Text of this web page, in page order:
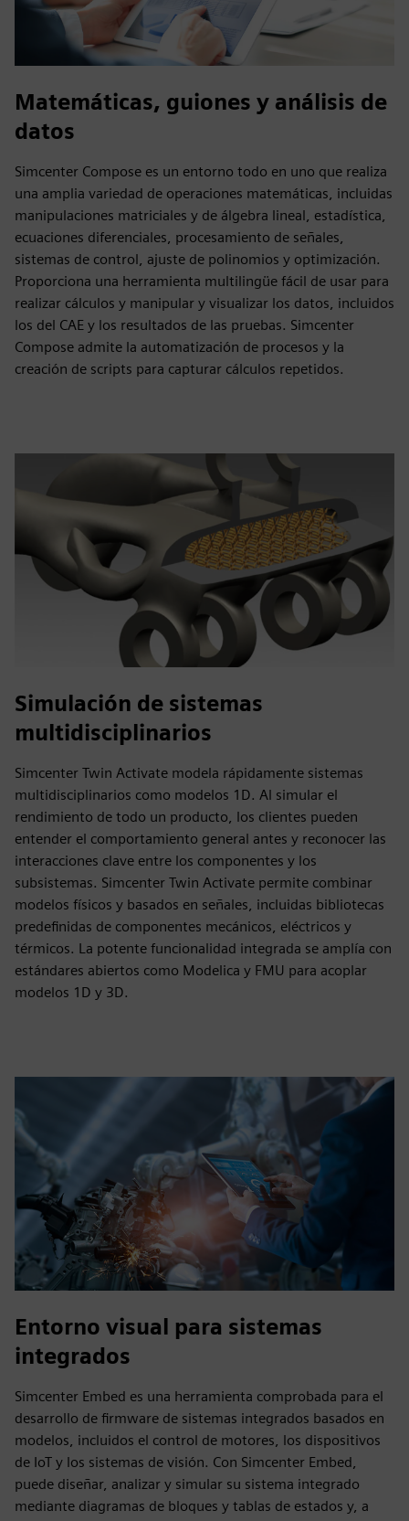
Matemáticas, guiones y análisis de
datos
Simcenter Compose es un entorno todo en uno que realiza
una amplia variedad de operaciones matemáticas, incluidas
manipulaciones matriciales y de álgebra lineal, estadística,
ecuaciones diferenciales, procesamiento de señales,
sistemas de control, ajuste de polinomios y optimización.
Proporciona una herramienta multilingüe fácil de usar para
realizar cálculos y manipular y visualizar los datos, incluidos
los del CAE y los resultados de las pruebas. Simcenter
Compose admite la automatización de procesos y la
creación de scripts para capturar cálculos repetidos.
Simulación de sistemas
multidisciplinarios
Simcenter Twin Activate modela rápidamente sistemas
multidisciplinarios como modelos 1D. Al simular el
rendimiento de todo un producto, los clientes pueden
entender el comportamiento general antes y reconocer las
interacciones clave entre los componentes y los
subsistemas. Simcenter Twin Activate permite combinar
modelos físicos y basados en señales, incluidas bibliotecas
predefinidas de componentes mecánicos, eléctricos y
térmicos. La potente funcionalidad integrada se amplía con
estándares abiertos como Modelica y FMU para acoplar
modelos 1D y 3D.
Entorno visual para sistemas
integrados
Simcenter Embed es una herramienta comprobada para el
desarrollo de firmware de sistemas integrados basados en
modelos, incluidos el control de motores, los dispositivos
de IoT y los sistemas de visión. Con Simcenter Embed,
puede diseñar, analizar y simular su sistema integrado
mediante diagramas de bloques y tablas de estados y, a